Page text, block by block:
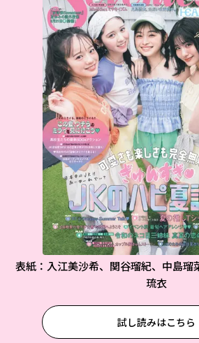
表紙：入江美沙希、関谷瑠紀、中島瑠
琉衣
試し読みはこちら